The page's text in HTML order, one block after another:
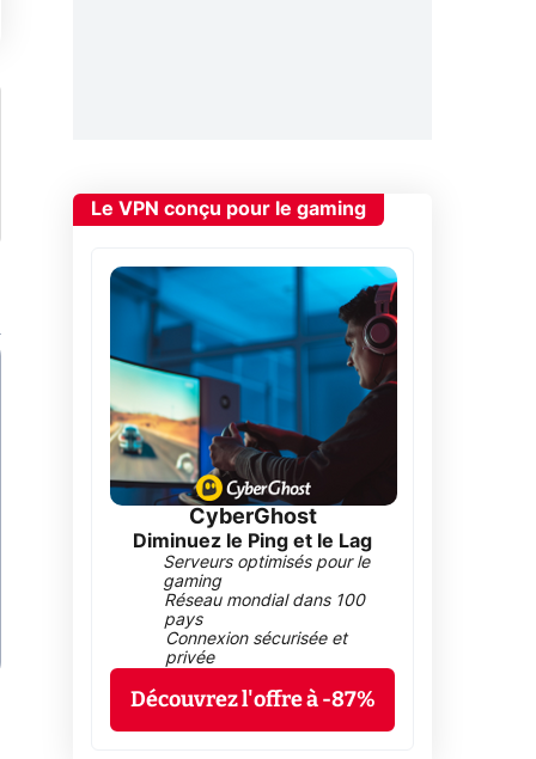
Le VPN conçu pour le gaming
CyberGhost
Diminuez le Ping et le Lag
Serveurs optimisés pour le
gaming
Réseau mondial dans 100
pays
Connexion sécurisée et
privée
Découvrez l'offre à -87%